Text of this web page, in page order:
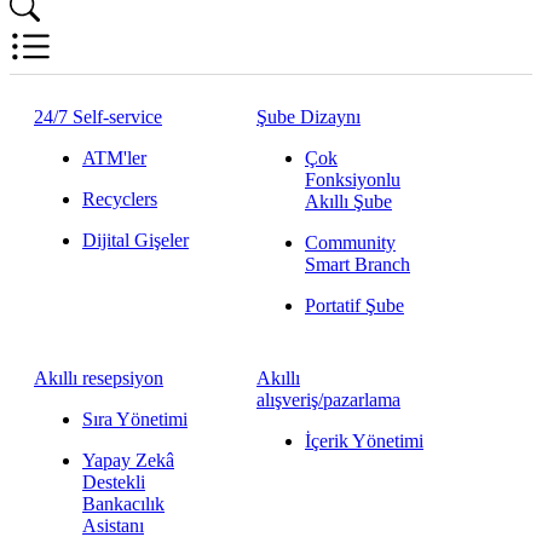
24/7 Self-service
ATM'ler
Recyclers
Dijital Gişeler
Şube Dizaynı
Çok
Fonksiyonlu
Akıllı Şube
Community
Smart Branch
Portatif Şube
Akıllı resepsiyon
Sıra Yönetimi
Yapay Zekâ
Destekli
Bankacılık
Asistanı
Akıllı
alışveriş/pazarlama
İçerik Yönetimi